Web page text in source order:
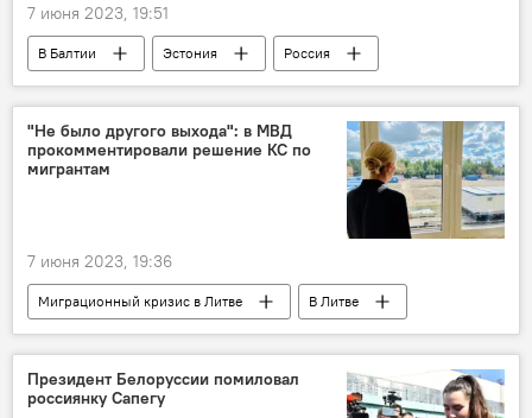
7 июня 2023, 19:51
В Балтии Эстония
Россия
Политика
Общество
дискриминация
дискриминация русских
россияне
"Не было другого выхода": в МВД
прокомментировали решение КС по
мигрантам
7 июня 2023, 19:36
Миграционный кризис в Литве
В Литве
Литва
Общество
Агне Билотайте
миграционный кризис
Конституционный суд
Президент Белоруссии помиловал
россиянку Сапегу